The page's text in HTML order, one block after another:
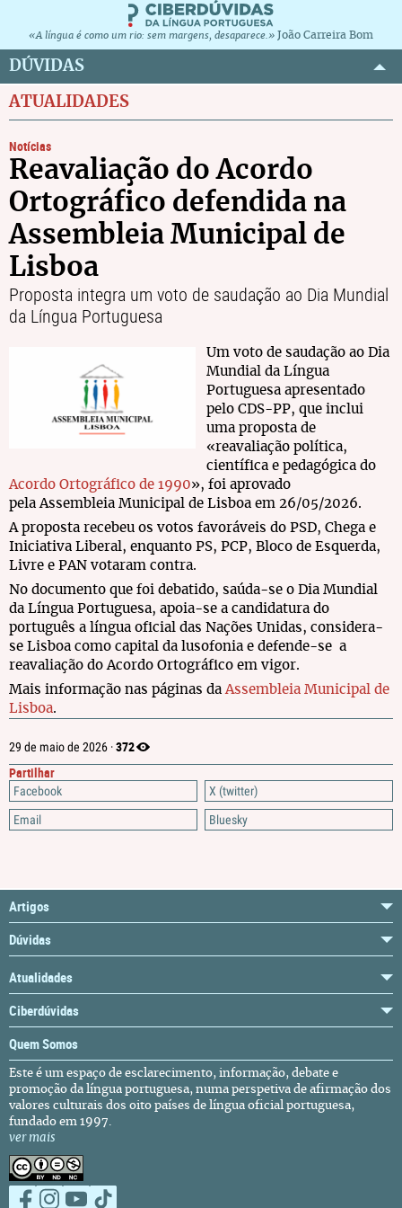
«A língua é como um rio: sem margens, desaparece.» João Carreira Bom
DÚVIDAS
ATUALIDADES
29 de maio de 2026 ·372
Partilhar
Facebook
X (twitter)
Email
Bluesky
Notícias
Reavaliação do Acordo
Ortográfico defendida na
Assembleia Municipal de
Lisboa
Proposta integra um voto de saudação ao Dia Mundial
da Língua Portuguesa
Um voto de saudação ao Dia
Mundial da Língua
Portuguesa apresentado
pelo CDS-PP, que inclui
uma proposta de
«reavaliação política,
científica e pedagógica do
Acordo Ortográfico de 1990», foi aprovado
pela Assembleia Municipal de Lisboa em 26/05/2026.
A proposta recebeu os votos favoráveis do PSD, Chega e
Iniciativa Liberal, enquanto PS, PCP, Bloco de Esquerda,
Livre e PAN votaram contra.
No documento que foi debatido, saúda-se o Dia Mundial
da Língua Portuguesa, apoia-se a candidatura do
português a língua oficial das Nações Unidas, considera-
se Lisboa como capital da lusofonia e defende-se a
reavaliação do Acordo Ortográfico em vigor.
Mais informação nas páginas daAssembleia Municipal de
Lisboa.
Artigos
Dúvidas
Atualidades
Ciberdúvidas
Quem Somos
Este é um espaço de esclarecimento, informação, debate e
promoção da língua portuguesa, numa perspetiva de afirmação dos
valores culturais dos oito países de língua oficial portuguesa,
fundado em 1997.
ver mais